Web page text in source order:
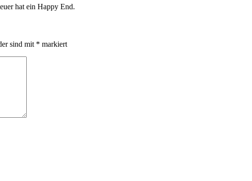
hat ein Happy End.
sind mit * markiert